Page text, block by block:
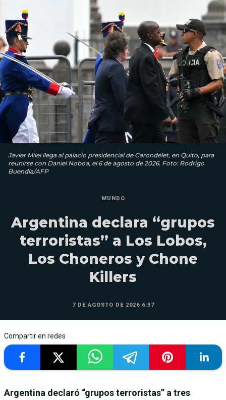
Javier Milei llega al palacio presidencial de Carondelet, en Quito, para
reunirse con Daniel Noboa, el 6 de agosto de 2026. Foto: Rodrigo
Buendía/AFP
MUNDO
Argentina declara “grupos
terroristas” a Los Lobos,
Los Choneros y Chone
Killers
7 DE AGOSTO DE 2026 6:37
Compartir en redes
Argentina declaró “grupos terroristas” a tres